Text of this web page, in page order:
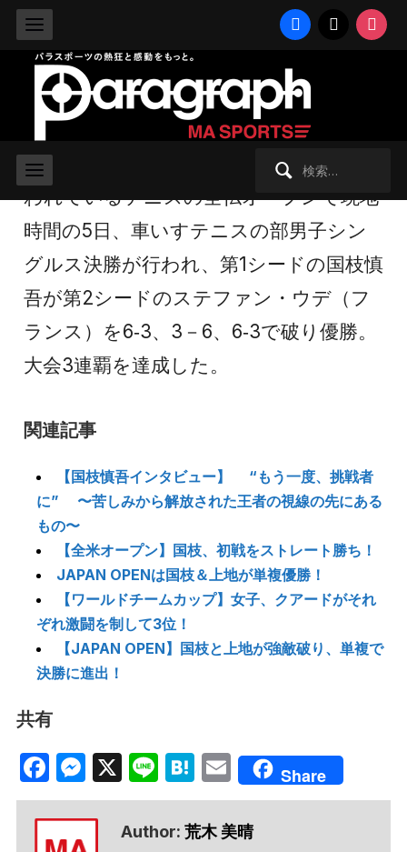
facebook
2009/6/7 日曜日 -
全仏オープン、国枝慎吾が3連覇達
成！
フランス・パリのローランギャロスで行
われているテニスの全仏オープンで現地
時間の5日、車いすテニスの部男子シン
グルス決勝が行われ、第1シードの国枝慎
吾が第2シードのステファン・ウデ（フ
ランス）を6‐3、3－6、6‐3で破り優勝。
大会3連覇を達成した。
関連記事
【国枝慎吾インタビュー】 “もう一度、挑戦者
に” 〜苦しみから解放された王者の視線の先にある
もの〜
【全米オープン】国枝、初戦をストレート勝ち！
JAPAN OPENは国枝＆上地が単複優勝！
【ワールドチームカップ】女子、クアードがそれ
ぞれ激闘を制して3位！
【JAPAN OPEN】国枝と上地が強敵破り、単複で
決勝に進出！
共有
Facebook
Messenger
X LineHatena
EmailShare
Author: 荒木 美晴